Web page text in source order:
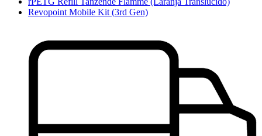
Revopoint Mobile Kit (3rd Gen)